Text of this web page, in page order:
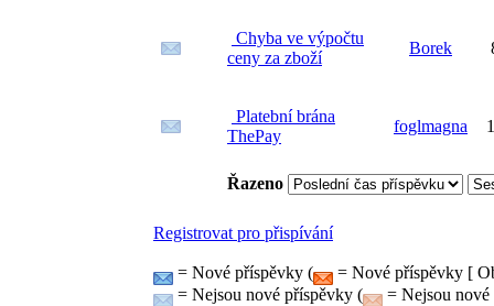
Chyba ve výpočtu
ceny za zboží
Borek
Platební brána
ThePay
foglmagna
Řazeno
Registrovat pro přispívání
= Nové příspěvky (
= Nové příspěvky [
= Nejsou nové příspěvky (
= Nejsou